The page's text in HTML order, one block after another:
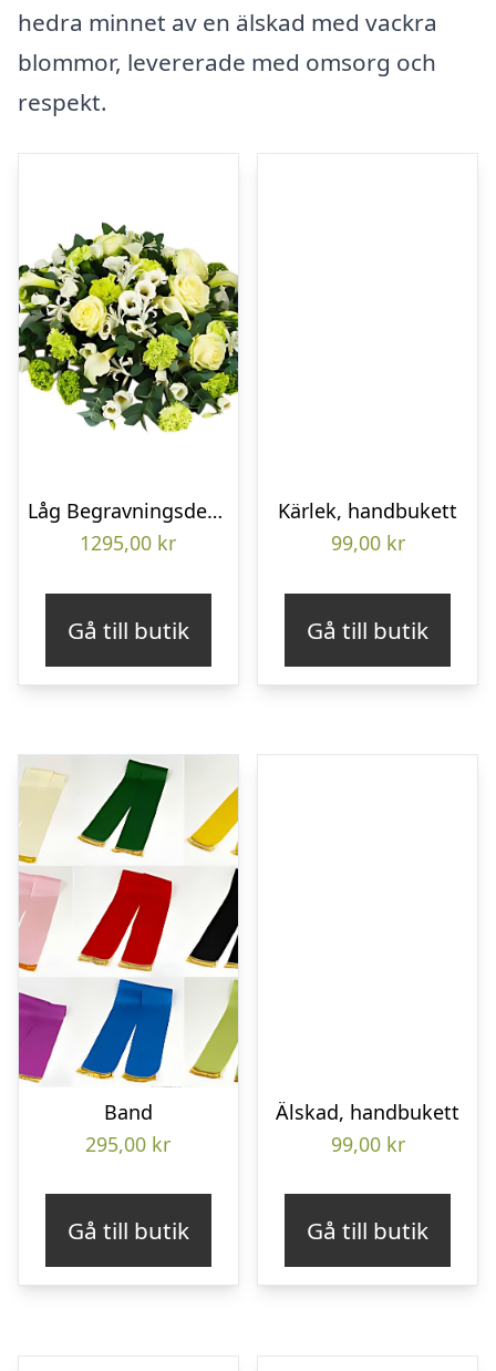
hedra minnet av en älskad med vackra
blommor, levererade med omsorg och
respekt.
Låg Begravningsdekoration
1295,00 kr
Gå till butik
Kärlek, handbukett
99,00 kr
Gå till butik
Band
295,00 kr
Gå till butik
Älskad, handbukett
99,00 kr
Gå till butik